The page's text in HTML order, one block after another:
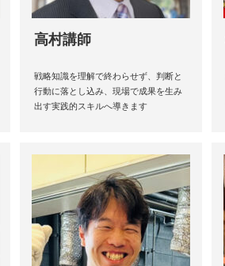
高村講師
戦略知識を理解で終わらせず、判断と
行動に落とし込み、現場で成果を生み
出す実践的スキルへ導きます